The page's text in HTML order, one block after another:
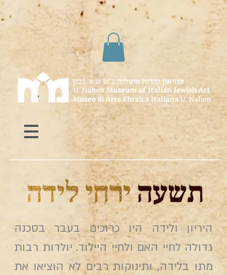
היריון ולידה היו כרוכים בעבר בסכנה
גדולה לחיי האם ולחיי היילוד. יולדות רבות
מתו בלידה, ותינוקות רבים לא הוציאו את